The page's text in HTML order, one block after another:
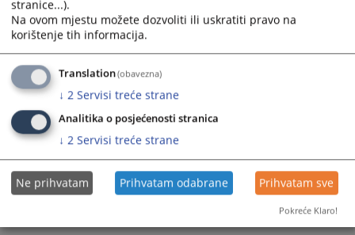
stranice...).
Na ovom mjestu možete dozvoliti ili uskratiti pravo na
korištenje tih informacija.
Translation(obavezna)
↓ 2 Servisi treće strane
Analitika o posjećenosti stranica
↓ 2 Servisi treće strane
Ne prihvatam Prihvatam odabrane Prihvatam sve
Pokreće Klaro!